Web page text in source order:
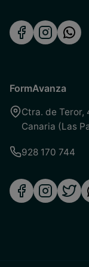
FormAvanza
Ctra. de Teror,
Canaria (Las
928 170 744